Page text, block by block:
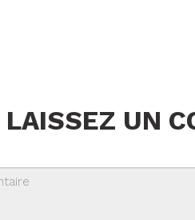
LAISSEZ UN